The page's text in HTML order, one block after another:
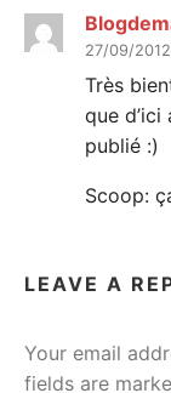
27/09/
Très
que d’ici
publié :)
Scoop:
LEAVE A
Your email
fields are